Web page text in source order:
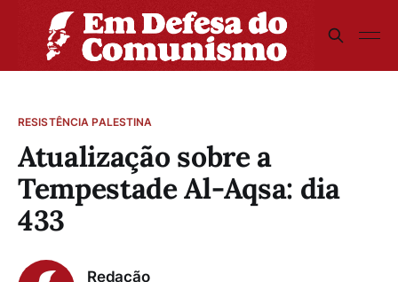
RESISTÊNCIA PALESTINA
Atualização sobre a
Tempestade Al-Aqsa: dia
433
Redação